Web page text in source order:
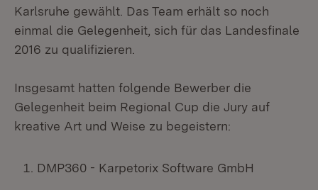
Karlsruhe gewählt. Das Team erhält so noch
einmal die Gelegenheit, sich für das Landesfinale
2016 zu qualifizieren.
Insgesamt hatten folgende Bewerber die
Gelegenheit beim Regional Cup die Jury auf
kreative Art und Weise zu begeistern:
DMP360 - Karpetorix Software GmbH